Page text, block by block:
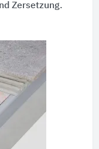
Zersetzung.